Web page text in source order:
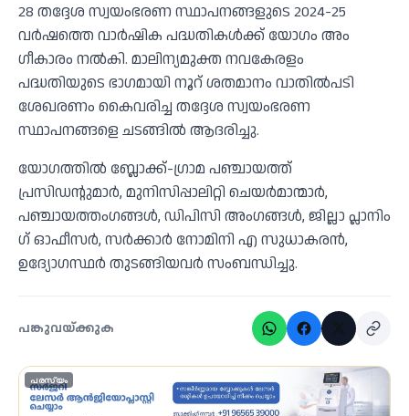
28 തദ്ദേശ സ്വയംഭരണ സ്ഥാപനങ്ങളുടെ 2024-25
വർഷത്തെ വാർഷിക പദ്ധതികൾക്ക് യോ​ഗം അം​
ഗീകാരം നൽകി. മാലിന്യമുക്ത നവകേരളം
പദ്ധതിയുടെ ഭാ​ഗമായി നൂറ് ശതമാനം വാതിൽപടി
ശേഖരണം കെെവരിച്ച തദ്ദേശ സ്വയംഭരണ
സ്ഥാപനങ്ങളെ ചടങ്ങിൽ ആദരിച്ചു.
യോ​ഗത്തിൽ ബ്ലോക്ക്-​ഗ്രാമ പഞ്ചായത്ത്
പ്രസിഡന്റുമാർ, മുനിസിപ്പാലിറ്റി ചെയർമാന്മാർ,
പഞ്ചായത്തം​ഗങ്ങൾ, ഡിപിസി അംഗങ്ങൾ, ജില്ലാ പ്ലാനിം​
ഗ് ഓഫീസർ, സർക്കാർ നോമിനി എ സുധാകരൻ,
ഉദ്യോഗസ്ഥർ തുടങ്ങിയവർ സംബന്ധിച്ചു.
പങ്കുവയ്ക്കുക
പരസ്യം